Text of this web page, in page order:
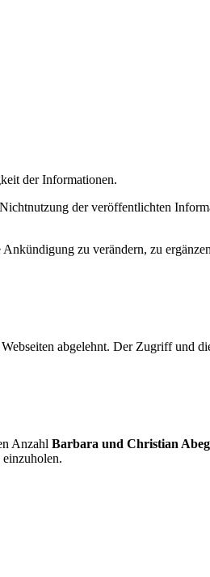
der Informationen.
der veröffentlichten
zu verändern, zu
abgelehnt. Der Zugriff und
Anzahl Barbara und Christian